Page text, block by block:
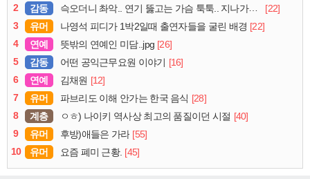
2
감동 슥오더니 촤악.. 연기 뚫고는 가슴 툭툭.. 지나가던 아재의 정체
[22]
3
유머 나영석 피디가 1박2일때 출연자들을 굴린 배경 [22]
4
연예 뜻밖의 연예인 미담..jpg [26]
5
감동 어떤 공익근무요원 이야기 [16]
6
연예 김채원 [12]
7
유머 파브리도 이해 안가는 한국 음식 [28]
8
계층 ㅇㅎ) 나이키 역사상 최고의 품질이던 시절 [40]
9
유머 후방)애들은 가라 [55]
10
유머 요즘 폐미 근황. [45]